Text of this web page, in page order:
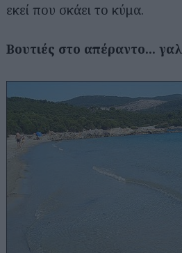
εκεί που σκάει το κύμα.
Βουτιές στο απέραντο...